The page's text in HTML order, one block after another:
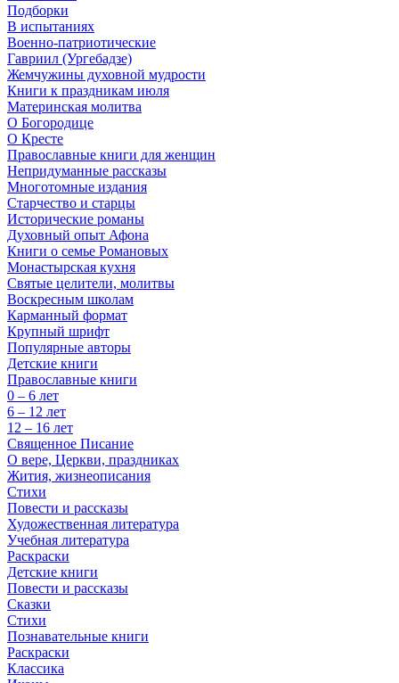
Подборки
В испытаниях
Военно-патриотические
Гавриил (Ургебадзе)
Жемчужины духовной мудрости
Книги к праздникам июля
Материнская молитва
О Богородице
О Кресте
Православные книги для женщин
Непридуманные рассказы
Многотомные издания
Старчество и старцы
Исторические романы
Духовный опыт Афона
Книги о семье Романовых
Монастырская кухня
Святые целители, молитвы
Воскресным школам
Карманный формат
Крупный шрифт
Популярные авторы
Детские книги
Православные книги
0 – 6 лет
6 – 12 лет
12 – 16 лет
Священное Писание
О вере, Церкви, праздниках
Жития, жизнеописания
Стихи
Повести и рассказы
Художественная литература
Учебная литература
Раскраски
Детские книги
Повести и рассказы
Сказки
Стихи
Познавательные книги
Раскраски
Классика